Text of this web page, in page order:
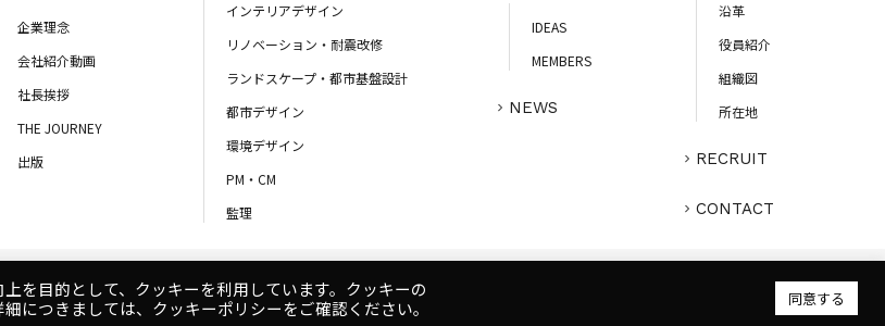
企業理念
会社紹介動画
社長挨拶
THE JOURNEY
出版
インテリアデザイン
リノベーション・耐震改修
ランドスケープ・都市基盤設計
都市デザイン
環境デザイン
PM・CM
監理
IDEAS
MEMBERS
NEWS
沿革
役員紹介
組織図
所在地
RECRUIT
CONTACT
コンプライアンスポリシー プライバシーポリシー ご利用規約
を目的として、クッキーを利用しています。クッキーの
につきましては、クッキーポリシーをご確認ください。
同意する